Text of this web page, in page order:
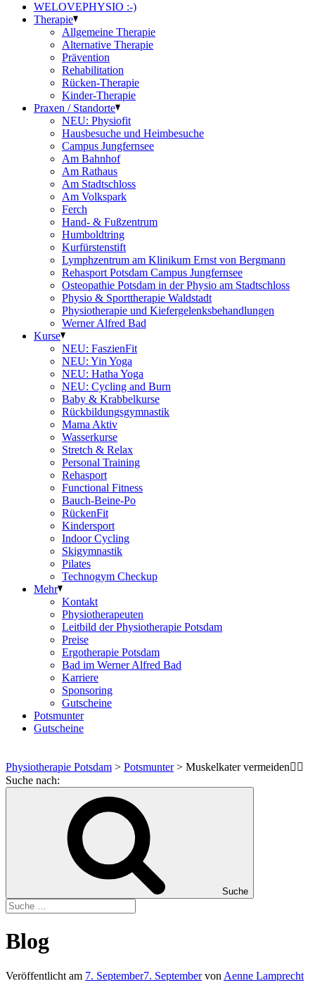
WELOVEPHYSIO :-)
Therapie
Allgemeine Therapie
Alternative Therapie
Prävention
Rehabilitation
Rücken-Therapie
Kinder-Therapie
Praxen / Standorte
NEU: Physiofit
Hausbesuche und Heimbesuche
Campus Jungfernsee
Am Bahnhof
Am Rathaus
Am Stadtschloss
Am Volkspark
Ferch
Hand- & Fußzentrum
Humboldtring
Kurfürstenstift
Lymphzentrum am Klinikum Ernst von Bergmann
Rehasport Potsdam Campus Jungfernsee
Osteopathie Potsdam in der Physio am Stadtschloss
Physio & Sporttherapie Waldstadt
Physiotherapie und Kiefergelenksbehandlungen
Werner Alfred Bad
Kurse
NEU: FaszienFit
NEU: Yin Yoga
NEU: Hatha Yoga
NEU: Cycling and Burn
Baby & Krabbelkurse
Rückbildungsgymnastik
Mama Aktiv
Wasserkurse
Stretch & Relax
Personal Training
Rehasport
Functional Fitness
Bauch-Beine-Po
RückenFit
Kindersport
Indoor Cycling
Skigymnastik
Pilates
Technogym Checkup
Mehr
Kontakt
Physiotherapeuten
Leitbild der Physiotherapie Potsdam
Preise
Ergotherapie Potsdam
Bad im Werner Alfred Bad
Karriere
Sponsoring
Gutscheine
Potsmunter
Gutscheine
Physiotherapie Potsdam > Potsmunter> Muskelkater vermeiden🏋️‍♀️
Suche nach:
Suche
Blog
Veröffentlicht am 7. September7. Septembervon Aenne Lamprecht